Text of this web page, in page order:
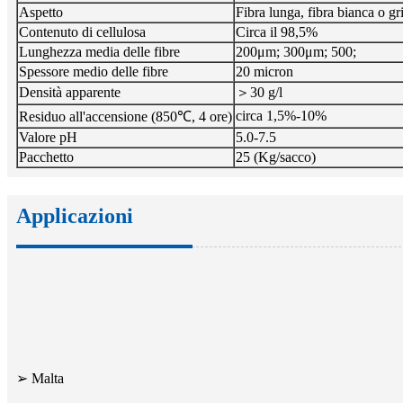
Aspetto
Fibra lunga, fibra bianca o
Contenuto di cellulosa
Circa il 98,5%
Lunghezza media delle fibre
200μm; 300μm; 500;
Spessore medio delle fibre
20 micron
Densità apparente
＞30 g/l
Residuo all'accensione (850℃, 4 ore) circa 1,5%-10%
Valore pH
5.0-7.5
Pacchetto
25 (Kg/sacco)
Applicazioni
➢ Malta